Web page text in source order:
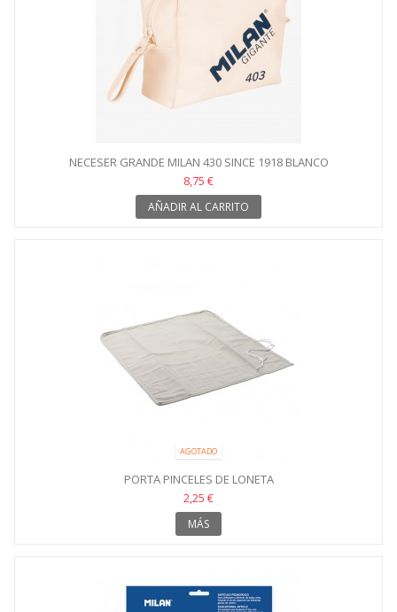
NECESER GRANDE MILAN 430 SINCE 1918 BLANCO
8,75 €
AÑADIR AL CARRITO
AGOTADO
PORTA PINCELES DE LONETA
2,25 €
MÁS